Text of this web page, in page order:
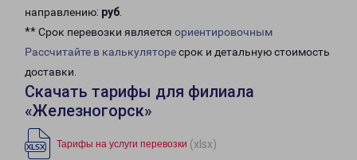
направлению: руб.
** Срок перевозки является ориентировочным
Рассчитайте в калькуляторесрок и детальную стоимость
доставки.
Скачать тарифы для филиала
«Железногорск»
Тарифы на услуги перевозки (xlsx)